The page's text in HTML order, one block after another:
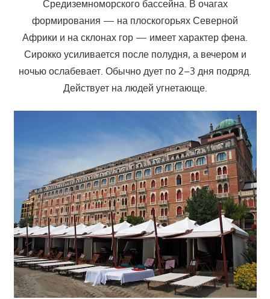
Средиземноморского бассейна. В очагах
формирования — на плоскогорьях Северной
Африки и на склонах гор — имеет характер фена.
Сирокко усиливается после полудня, а вечером и
ночью ослабевает. Обычно дует по 2–3 дня подряд.
Действует на людей угнетающе.